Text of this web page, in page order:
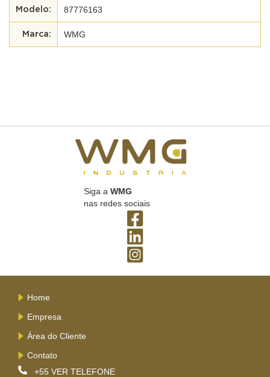
87776163
WMG
Siga a WMG
nas redes sociais
Home
Empresa
Área do Cliente
Contato
+55 VER TELEFONE